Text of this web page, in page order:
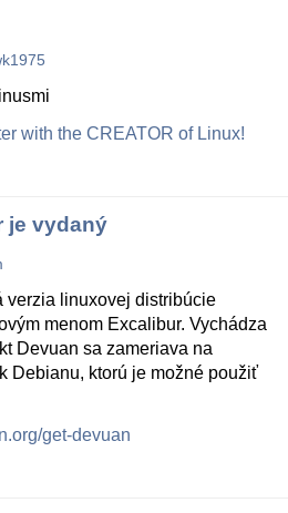
with the CREATOR of Linux!
je vydaný
verzia linuxovej distribúcie
menom Excalibur. Vychádza
Devuan sa zameriava na
Debianu, ktorú je možné použiť
get-devuan